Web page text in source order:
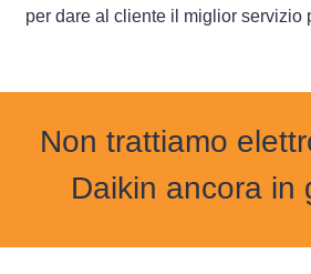
per dare al cliente il miglior servizio
Non trattiamo
Daikin ancora in